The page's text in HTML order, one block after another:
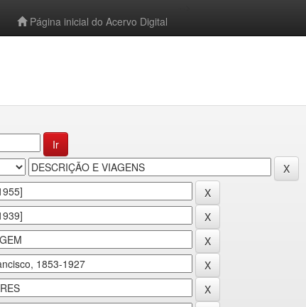
Página inicial do Acervo Digital